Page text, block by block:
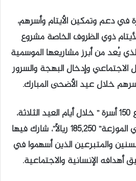
دعم وتمكين الأيتام وأسرهم،
ذوي الظروف الخاصة مشروع
1447هـ، والذي يُعد من أبرز مشاريعها الموسمية
الاجتماعي وإدخال البهجة والسرور
خلال عيد الأضحى المبارك.
واستفادت من “المشروع 150 أسرة ” خلال أيام العيد الثلاثة،
فيما بلغت قيمة الأضاحي الموزعة” 185,250 ريالاً”، شارك فيها
والمتبرعين الذين أسهموا في
أهدافه الإنسانية والاجتماعية.